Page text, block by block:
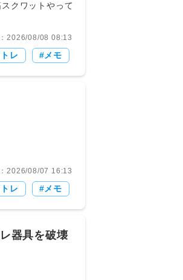
2026/08/08 08:13
レ メモ
2026/08/07 16:13
レ メモ
器具を破壊